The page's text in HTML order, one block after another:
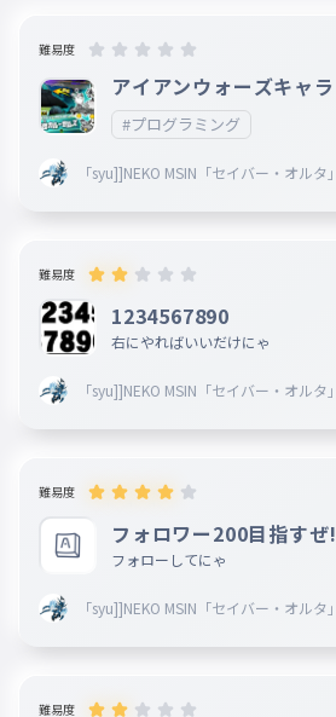
難易度
アイアンウォーズキャラ
#プログラミング
「syu]]NEKO MSIN「セイバー・オルタ」
難易度
1234567890
右にやればいいだけにゃ
「syu]]NEKO MSIN「セイバー・オルタ」
難易度
フォロワー200目指すぜ!
フォローしてにゃ
「syu]]NEKO MSIN「セイバー・オルタ」
難易度